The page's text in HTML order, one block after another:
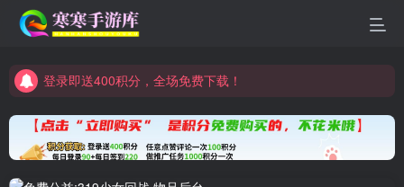
登录即送400积分，全场免费下载！
登录即送400积分，全场免费下载！
点进来看看新手教程